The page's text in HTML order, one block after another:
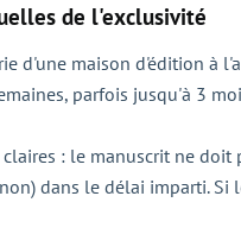
de l'exclusivité
d'une maison d'édition à
parfois jusqu'à 3
: le manuscrit ne
dans le délai imparti.